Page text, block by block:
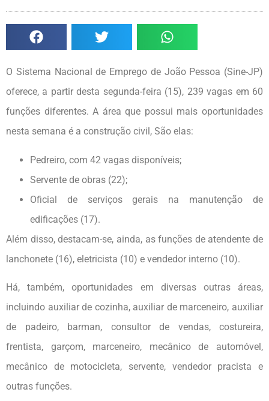
O Sistema Nacional de Emprego de João Pessoa (Sine-JP)
oferece, a partir desta segunda-feira (15), 239 vagas em 60
funções diferentes. A área que possui mais oportunidades
nesta semana é a construção civil, São elas:
Pedreiro, com 42 vagas disponíveis;
Servente de obras (22);
Oficial de serviços gerais na manutenção de
edificações (17).
Além disso, destacam-se, ainda, as funções de atendente de
lanchonete (16), eletricista (10) e vendedor interno (10).
Há, também, oportunidades em diversas outras áreas,
incluindo auxiliar de cozinha, auxiliar de marceneiro, auxiliar
de padeiro, barman, consultor de vendas, costureira,
frentista, garçom, marceneiro, mecânico de automóvel,
mecânico de motocicleta, servente, vendedor pracista e
outras funções.